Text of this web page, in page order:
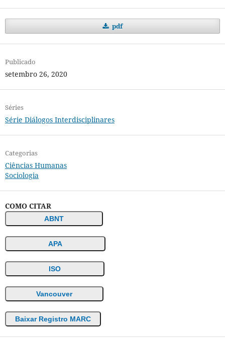
pdf
Publicado
setembro 26, 2020
Séries
Série Diálogos Interdisciplinares
Categorias
Ciências Humanas
Sociologia
COMO CITAR
ABNT
APA
ISO
Vancouver
Baixar Registro MARC